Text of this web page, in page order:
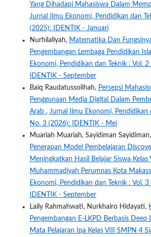
Yang Dihadapi Mahasiswa Dalam
Jurnal Ilmu Ekonomi, Pendidikan dan
(2025): IDENTIK - Januari
Nurhilaliyah, Matematika Dan
Pengembangan Lembaga Pendidikan
Ekonomi, Pendidikan dan Teknik : Vol.
IDENTIK - September
Baiq Raudatussolihah, Persepsi
Penggunaan Media Digital Dalam
Arab , Jurnal Ilmu Ekonomi, Pendidikan
No. 3 (2026): IDENTIK - Mei
Muariah Muariah, Sayidiman
Penerapan Model Pembelajaran
Meningkatkan Hasil Belajar Siswa Kelas
Muhammadiyah Perumnas Kota
Ekonomi, Pendidikan dan Teknik : Vol.
IDENTIK - September
Laily Rahmahwati, Nurkhairo Hidayati,
Pengembangan E-LKPD Berbasis Deep
Mata Pelajaran Ipa Kelas VIII SMPN 4